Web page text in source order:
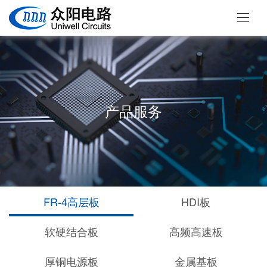
产品服务
FR-4高层板
HDI板
软硬结合板
高频高速板
厚铜电源板
金属基板